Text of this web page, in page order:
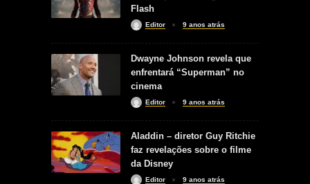
Flash
Editor 9 anos atrás
Dwayne Johnson revela que
enfrentará “Superman” no
cinema
Editor 9 anos atrás
Aladdin – diretor Guy Ritchie
faz revelações sobre o filme
da Disney
Editor 9 anos atrás